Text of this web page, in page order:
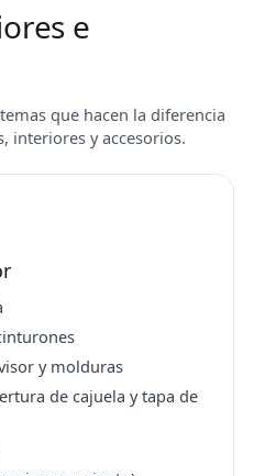
e
que hacen la diferencia
interiores y accesorios.
y molduras
de cajuela y tapa de